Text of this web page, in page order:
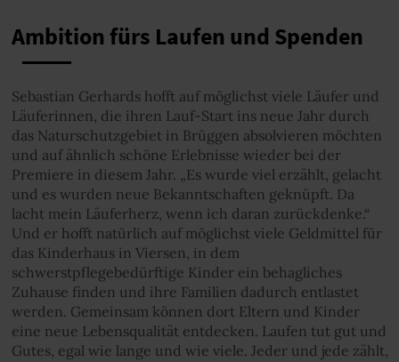
Ambition fürs Laufen und Spenden
Sebastian Gerhards hofft auf möglichst viele Läufer und
Läuferinnen, die ihren Lauf-Start ins neue Jahr durch
das Naturschutzgebiet in Brüggen absolvieren möchten
und auf ähnlich schöne Erlebnisse wieder bei der
Premiere in diesem Jahr. „Es wurde viel erzählt, gelacht
und es wurden neue Bekanntschaften geknüpft. Da
lacht mein Läuferherz, wenn ich daran zurückdenke.“
Und er hofft natürlich auf möglichst viele Geldmittel für
das Kinderhaus in Viersen, in dem
schwerstpflegebedürftige Kinder ein behagliches
Zuhause finden und ihre Familien dadurch entlastet
werden. Gemeinsam können dort Eltern und Kinder
eine neue Lebensqualität entdecken. Laufen tut gut und
Gutes, egal wie lange und wie viele. Jeder und jede zählt,